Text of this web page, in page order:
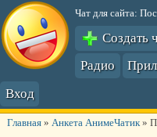
Чат для сайта:
Создать
Радио
Вход
Главная» Анкета АнимеЧатик»